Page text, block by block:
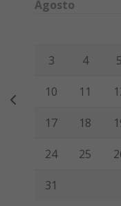
Agosto
3 4 5
10 11
17 18
24 25
31